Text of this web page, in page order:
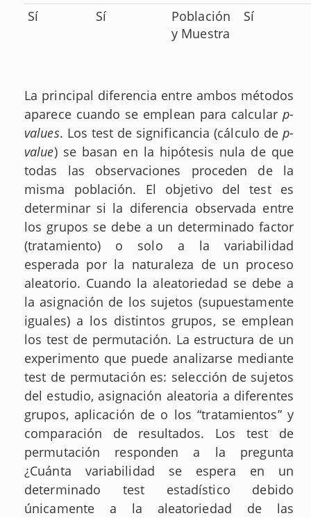
Sí
Sí
Población
y Muestra
Sí
La principal diferencia entre ambos métodos
aparece cuando se emplean para calcular p-
values. Los test de significancia (cálculo de p-
value) se basan en la hipótesis nula de que
todas las observaciones proceden de la
misma población. El objetivo del test es
determinar si la diferencia observada entre
los grupos se debe a un determinado factor
(tratamiento) o solo a la variabilidad
esperada por la naturaleza de un proceso
aleatorio. Cuando la aleatoriedad se debe a
la asignación de los sujetos (supuestamente
iguales) a los distintos grupos, se emplean
los test de permutación. La estructura de un
experimento que puede analizarse mediante
test de permutación es: selección de sujetos
del estudio, asignación aleatoria a diferentes
grupos, aplicación de o los “tratamientos” y
comparación de resultados. Los test de
permutación responden a la pregunta
¿Cuánta variabilidad se espera en un
determinado test estadístico debido
únicamente a la aleatoriedad de las